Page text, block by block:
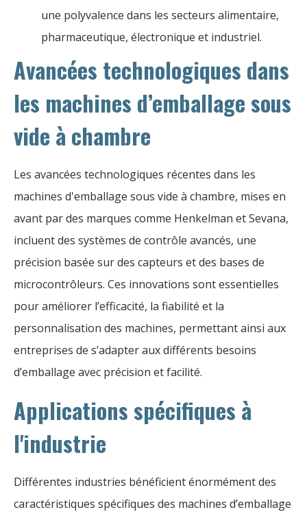
une polyvalence dans les secteurs alimentaire,
pharmaceutique, électronique et industriel.
Avancées technologiques dans
les machines d’emballage sous
vide à chambre
Les avancées technologiques récentes dans les
machines d'emballage sous vide à chambre, mises en
avant par des marques comme Henkelman et Sevana,
incluent des systèmes de contrôle avancés, une
précision basée sur des capteurs et des bases de
microcontrôleurs. Ces innovations sont essentielles
pour améliorer l’efficacité, la fiabilité et la
personnalisation des machines, permettant ainsi aux
entreprises de s’adapter aux différents besoins
d’emballage avec précision et facilité.
Applications spécifiques à
l'industrie
Différentes industries bénéficient énormément des
caractéristiques spécifiques des machines d’emballage